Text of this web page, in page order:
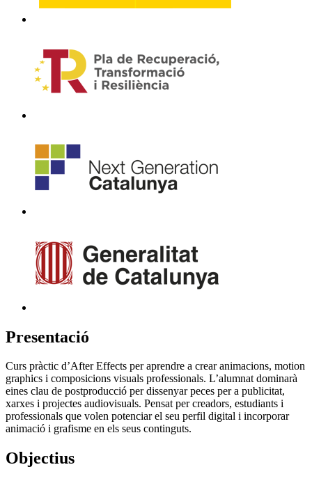
Presentació
Curs pràctic d’After Effects per aprendre a crear animacions, motion
graphics i composicions visuals professionals. L’alumnat dominarà
eines clau de postproducció per dissenyar peces per a publicitat,
xarxes i projectes audiovisuals. Pensat per creadors, estudiants i
professionals que volen potenciar el seu perfil digital i incorporar
animació i grafisme en els seus continguts.
Objectius